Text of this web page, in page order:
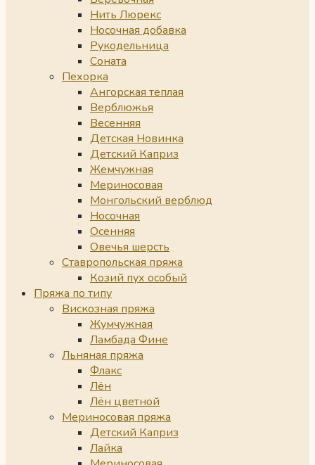
Нить Люрекс
Носочная добавка
Рукодельница
Соната
Пехорка
Ангорская теплая
Верблюжья
Весенняя
Детская Новинка
Детский Каприз
Жемчужная
Мериносовая
Монгольский верблюд
Носочная
Осенняя
Овечья шерсть
Ставропольская пряжа
Козий пух особый
Пряжа по типу
Вискозная пряжа
Жумчужная
Ламбада Фине
Льняная пряжа
Флакс
Лён
Лён цветной
Мериносовая пряжа
Детский Каприз
Лайка